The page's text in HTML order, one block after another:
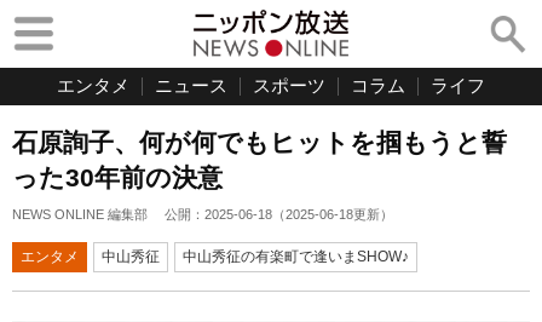
エンタメ ニュース スポーツ コラム ライフ
石原詢子、何が何でもヒットを掴もうと誓
った30年前の決意
NEWS ONLINE 編集部 公開： 2025-06-18 （2025-06-18更新）
エンタメ 中山秀征 中山秀征の有楽町で逢いまSHOW♪